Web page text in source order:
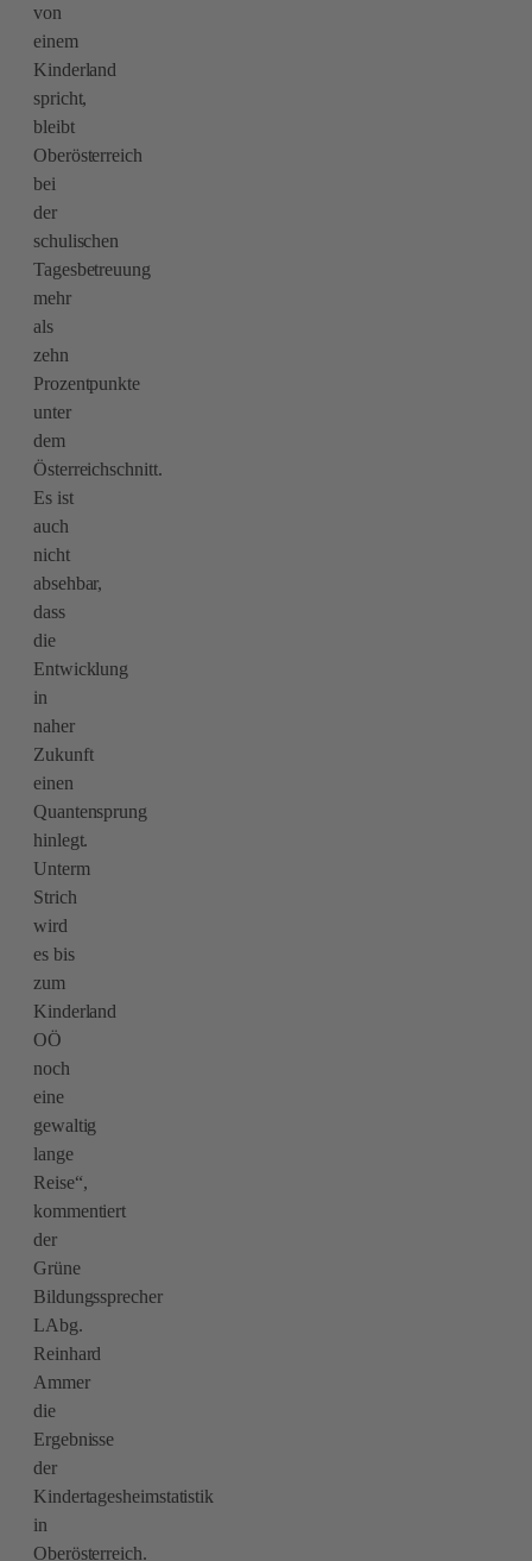
von
einem
Kinderland
spricht,
bleibt
Oberösterreich
bei
der
schulischen
Tagesbetreuung
mehr
als
zehn
Prozentpunkte
unter
dem
Österreichschnitt.
Es ist
auch
nicht
absehbar,
dass
die
Entwicklung
in
naher
Zukunft
einen
Quantensprung
hinlegt.
Unterm
Strich
wird
es bis
zum
Kinderland
OÖ
noch
eine
gewaltig
lange
Reise“,
kommentiert
der
Grüne
Bildungssprecher
LAbg.
Reinhard
Ammer
die
Ergebnisse
der
Kindertagesheimstatistik
in
Oberösterreich.